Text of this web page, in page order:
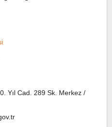
Yıl Cad. 289 Sk. Merkez /